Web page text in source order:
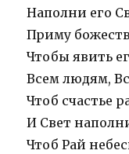
Наполни его
Приму
Чтобы явить
Всем людям,
Чтоб счастье
И Свет
Чтоб Рай